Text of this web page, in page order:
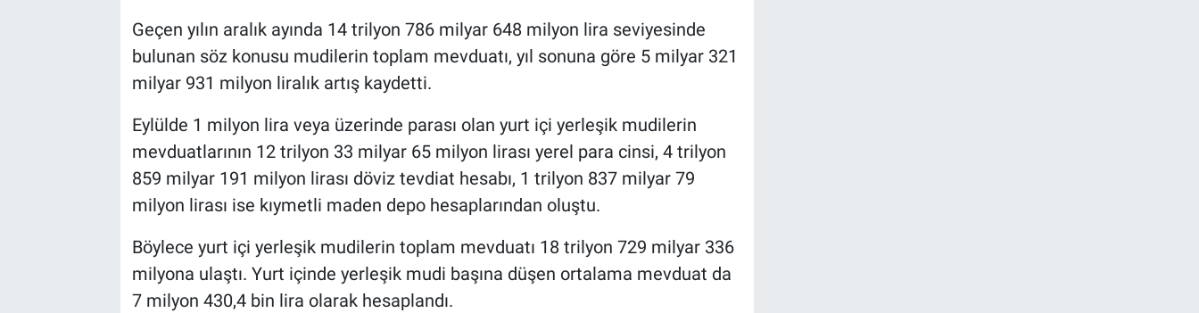
Geçen yılın aralık ayında 14 trilyon 786 milyar 648 milyon lira seviyesinde
bulunan söz konusu mudilerin toplam mevduatı, yıl sonuna göre 5 milyar 321
milyar 931 milyon liralık artış kaydetti.
Eylülde 1 milyon lira veya üzerinde parası olan yurt içi yerleşik mudilerin
mevduatlarının 12 trilyon 33 milyar 65 milyon lirası yerel para cinsi, 4 trilyon
859 milyar 191 milyon lirası döviz tevdiat hesabı, 1 trilyon 837 milyar 79
milyon lirası ise kıymetli maden depo hesaplarından oluştu.
Böylece yurt içi yerleşik mudilerin toplam mevduatı 18 trilyon 729 milyar 336
milyona ulaştı. Yurt içinde yerleşik mudi başına düşen ortalama mevduat da
7 milyon 430,4 bin lira olarak hesaplandı.